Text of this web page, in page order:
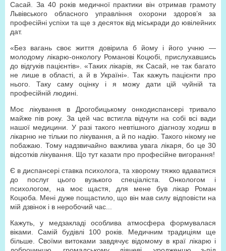
Сасай. За 40 років медичної практики він отримав грамоту
Львівського обласного управління охорони здоров’я за
професійні успіхи та ще з десяток від міськради до ювілейних
дат.
«Без вагань своє життя довірила б йому і його учню —
молодому лікарю-онкологу Романові Коцюбі, прислухавшись
до відгуків пацієнтів». «Таких лікарів, як Сасай, не так багато
не лише в області, а й в Україні». Так кажуть пацієнти про
нього. Таку саму оцінку і я можу дати цій чуйній та
професійній людині.
Моє лікування в Дрогобицькому онкодиспансері тривало
майже пів року. За цей час встигла відчути на собі всі вади
нашої медицини. У разі такого невтішного діагнозу ходиш в
лікарню не тільки по лікування, а й по надію. Такого нікому не
побажаю. Тому надзвичайно важлива увага лікаря, бо це 30
відсотків лікування. Що тут казати про професійне вигорання!
Є в диспансері ставка психолога, та хворому тяжко вдаватися
до послуг цього вузького спеціаліста. Онкологом і
психологом, на моє щастя, для мене був лікар Роман
Коцюба. Мені дуже пощастило, що він мав силу відповісти на
мій дзвінок і в неробочий час...
Кажуть, у медзакладі особлива атмосфера формувалася
віками. Самій будівлі 100 років. Медичним традиціям ще
більше. Своїми витоками завдячує відомому в краї лікарю і